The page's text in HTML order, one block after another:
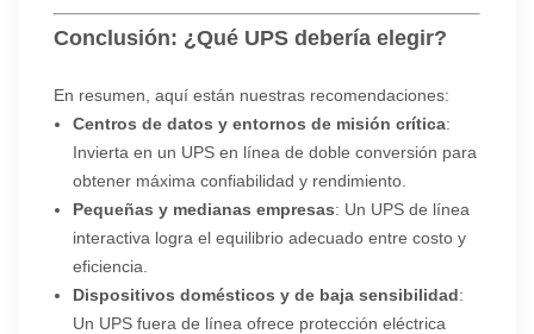
Conclusión: ¿Qué UPS debería elegir?
En resumen, aquí están nuestras recomendaciones:
Centros de datos y entornos de misión crítica:
Invierta en un UPS en línea de doble conversión para
obtener máxima confiabilidad y rendimiento.
Pequeñas y medianas empresas: Un UPS de línea
interactiva logra el equilibrio adecuado entre costo y
eficiencia.
Dispositivos domésticos y de baja sensibilidad:
Un UPS fuera de línea ofrece protección eléctrica